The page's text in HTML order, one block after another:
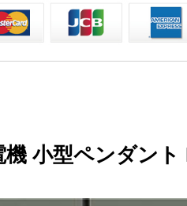
小型ペンダント